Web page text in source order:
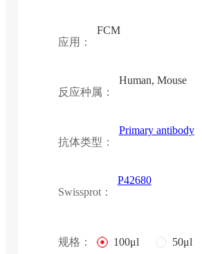
应用：
FCM
反应种属：
Human, Mouse
抗体类型：
Primary antibody
Swissprot：
P42680
规格： 100μl 50μl